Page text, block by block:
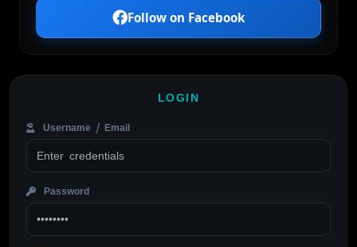
Follow on Facebook
LOGIN
Username / Email
Password